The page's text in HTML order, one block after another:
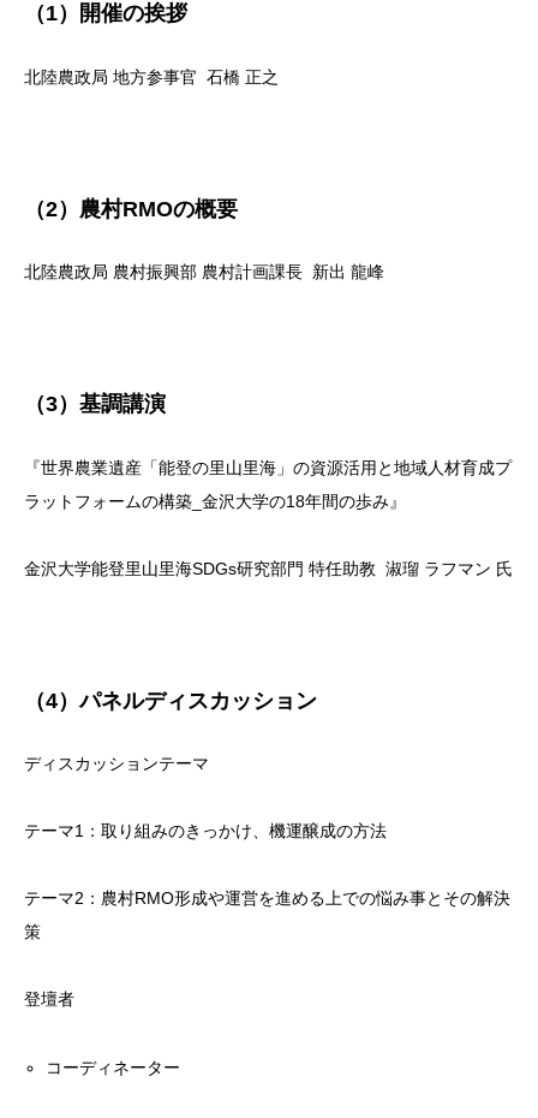
（1）開催の挨拶
北陸農政局 地方参事官 石橋 正之
（2）農村RMOの概要
北陸農政局 農村振興部 農村計画課長 新出 龍峰
（3）基調講演
『世界農業遺産「能登の里山里海」の資源活用と地域人材育成プ
ラットフォームの構築_金沢大学の18年間の歩み』
金沢大学能登里山里海SDGs研究部門 特任助教 淑瑠 ラフマン 氏
（4）パネルディスカッション
ディスカッションテーマ
テーマ1：取り組みのきっかけ、機運醸成の方法
テーマ2：農村RMO形成や運営を進める上での悩み事とその解決
策
登壇者
コーディネーター